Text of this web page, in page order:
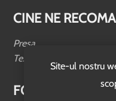
Site-ul nostru
CINE NE
Presa
Testimoniale
FOLLOW US